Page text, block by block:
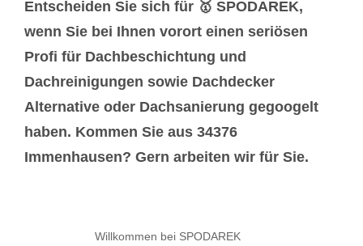
Entscheiden Sie sich für 🥇 SPODAREK,
wenn Sie bei Ihnen vorort einen seriösen
Profi für Dachbeschichtung und
Dachreinigungen sowie Dachdecker
Alternative oder Dachsanierung gegoogelt
haben. Kommen Sie aus 34376
Immenhausen? Gern arbeiten wir für Sie.
Willkommen bei SPODAREK